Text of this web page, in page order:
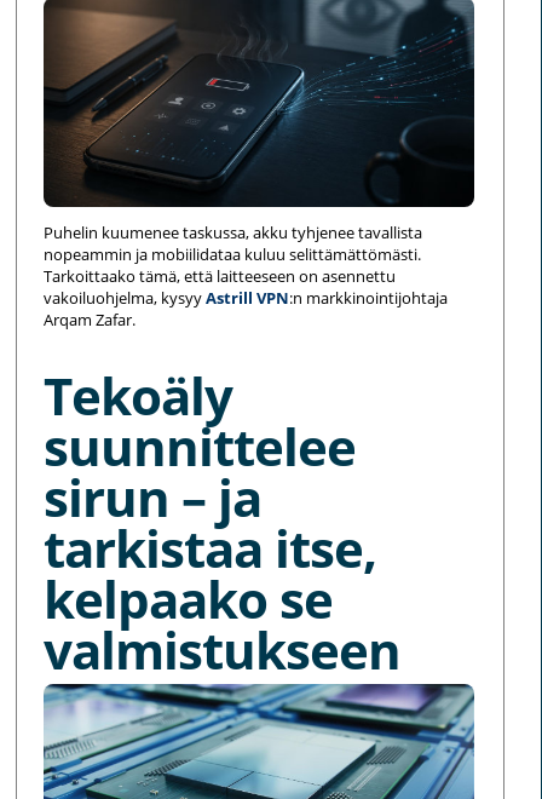
Puhelin kuumenee taskussa, akku tyhjenee tavallista
nopeammin ja mobiilidataa kuluu selittämättömästi.
Tarkoittaako tämä, että laitteeseen on asennettu
vakoiluohjelma, kysyyAstrill VPN:n markkinointijohtaja
Arqam Zafar.
Tekoäly
suunnittelee
sirun – ja
tarkistaa itse,
kelpaako se
valmistukseen